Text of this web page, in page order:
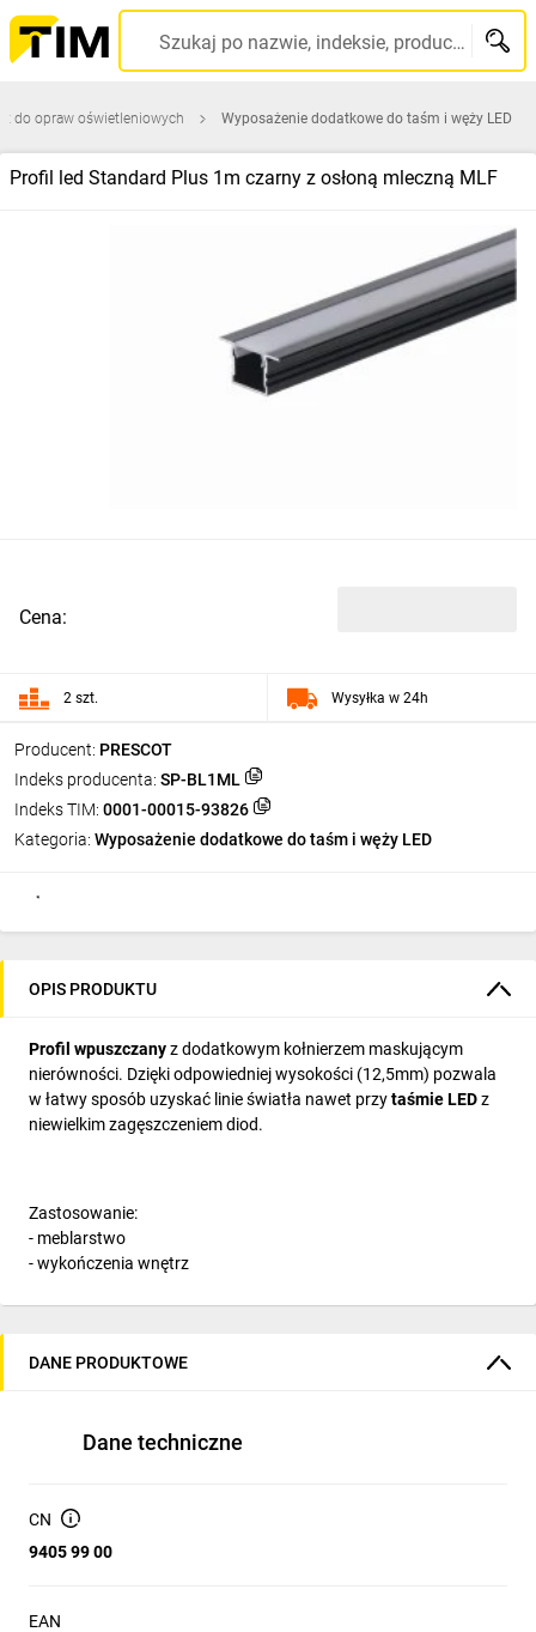
Szukaj po nazwie, indeksie, producencie, kodzie kreskowym...
do opraw oświetleniowych Wyposażenie dodatkowe do taśm i węży LED
Profil led Standard Plus 1m czarny z osłoną mleczną MLF
Producent: PRESCOT
Indeks producenta: SP-BL1ML
Indeks TIM: 0001-00015-93826
Kategoria: Wyposażenie dodatkowe do taśm i węży LED
Cena:
2 szt. Wysyłka w 24h
OPIS PRODUKTU
Profil wpuszczanyz dodatkowym kołnierzem maskującym
nierówności. Dzięki odpowiedniej wysokości (12,5mm) pozwala
w łatwy sposób uzyskać linie światła nawet przytaśmie LEDz
niewielkim zagęszczeniem diod.
Zastosowanie:
- meblarstwo
- wykończenia wnętrz
DANE PRODUKTOWE
Dane techniczne
CN
9405 99 00
EAN